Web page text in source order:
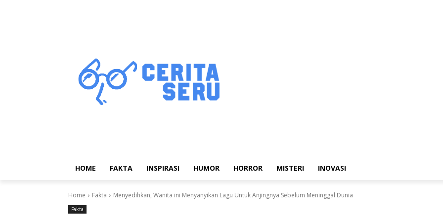
HOME FAKTA INSPIRASI HUMOR HORROR MISTERI INOVASI
Home Fakta Menyedihkan, Wanita ini Menyanyikan Lagu Untuk Anjingnya Sebelum Meninggal Dunia
Fakta